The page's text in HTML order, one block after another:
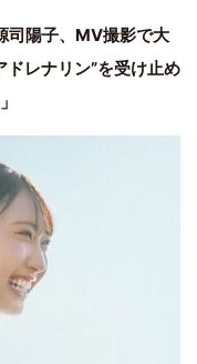
司陽子、MV撮影で大
レナリン”を受け止め